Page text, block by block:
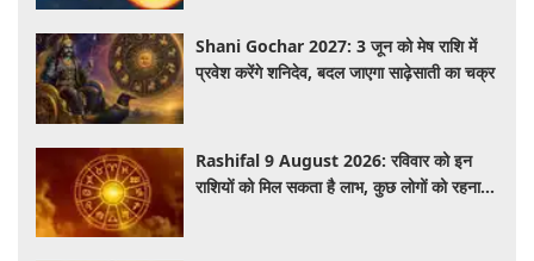
Shani Gochar 2027: 3 जून को मेष राशि में
प्रवेश करेंगे शनिदेव, बदल जाएगा साढ़ेसाती का चक्र
Rashifal 9 August 2026: रविवार को इन
राशियों को मिल सकता है लाभ, कुछ लोगों को रहना